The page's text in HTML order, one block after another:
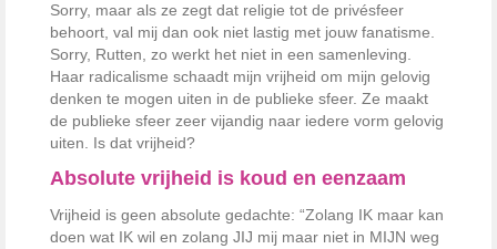
Sorry, maar als ze zegt dat religie tot de privésfeer
behoort, val mij dan ook niet lastig met jouw fanatisme.
Sorry, Rutten, zo werkt het niet in een samenleving.
Haar radicalisme schaadt mijn vrijheid om mijn gelovig
denken te mogen uiten in de publieke sfeer. Ze maakt
de publieke sfeer zeer vijandig naar iedere vorm gelovig
uiten. Is dat vrijheid?
Absolute vrijheid is koud en eenzaam
Vrijheid is geen absolute gedachte: “Zolang IK maar kan
doen wat IK wil en zolang JIJ mij maar niet in MIJN weg